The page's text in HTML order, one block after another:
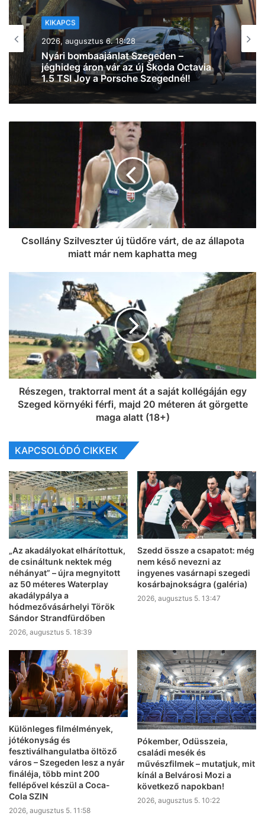
KIKAPCS
2026, augusztus 6. 13:49
Egy ilyen hírtől még nekünk is leesett az
állunk: most iPhone 17-et nyerhetsz a
Malátában! (videó)
Csollány Szilveszter új tüdőre várt, de az állapota
miatt már nem kaphatta meg
Részegen, traktorral ment át a saját kollégáján egy
Szeged környéki férfi, majd 20 méteren át görgette
maga alatt (18+)
KAPCSOLÓDÓ CIKKEK
„Az akadályokat elhárítottuk,
de csináltunk nektek még
néhányat” – újra megnyitott
az 50 méteres Waterplay
akadálypálya a
hódmezővásárhelyi Török
Sándor Strandfürdőben
2026, augusztus 5. 18:39
Szedd össze a csapatot: még
nem késő nevezni az
ingyenes vasárnapi szegedi
kosárbajnokságra (galéria)
2026, augusztus 5. 13:47
Különleges filmélmények,
jótékonyság és
fesztiválhangulatba öltöző
város – Szegeden lesz a nyár
fináléja, több mint 200
fellépővel készül a Coca-
Cola SZIN
2026, augusztus 5. 11:58
Pókember, Odüsszeia,
családi mesék és
művészfilmek – mutatjuk, mit
kínál a Belvárosi Mozi a
következő napokban!
2026, augusztus 5. 10:22